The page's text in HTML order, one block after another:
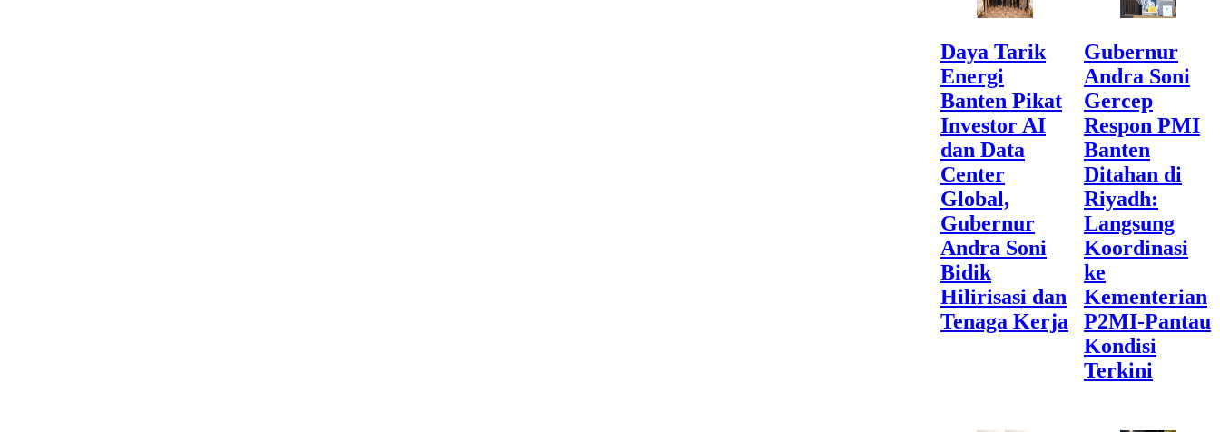
Daya Tarik
Energi
Banten Pikat
Investor AI
dan Data
Center
Global,
Gubernur
Andra Soni
Bidik
Hilirisasi dan
Tenaga Kerja
Gubernur
Andra Soni
Gercep
Respon PMI
Banten
Ditahan di
Riyadh:
Langsung
Koordinasi
ke
Kementerian
P2MI-Pantau
Kondisi
Terkini